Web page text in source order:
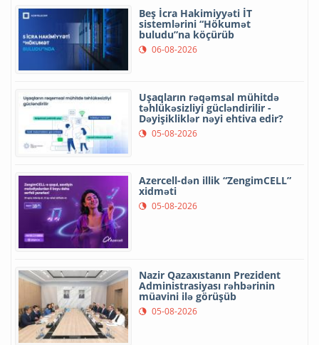
Beş İcra Hakimiyyəti İT
sistemlərini “Hökumət
buludu”na köçürüb
06-08-2026
Uşaqların rəqəmsal mühitdə
təhlükəsizliyi gücləndirilir -
Dəyişikliklər nəyi ehtiva edir?
05-08-2026
Azercell-dən illik “ZengimCELL”
xidməti
05-08-2026
Nazir Qazaxıstanın Prezident
Administrasiyası rəhbərinin
müavini ilə görüşüb
05-08-2026